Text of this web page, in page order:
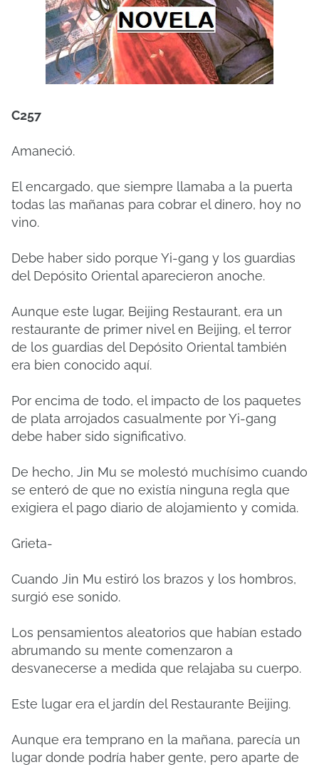
C257
Amaneció.
El encargado, que siempre llamaba a la puerta
todas las mañanas para cobrar el dinero, hoy no
vino.
Debe haber sido porque Yi-gang y los guardias
del Depósito Oriental aparecieron anoche.
Aunque este lugar, Beijing Restaurant, era un
restaurante de primer nivel en Beijing, el terror
de los guardias del Depósito Oriental también
era bien conocido aquí.
Por encima de todo, el impacto de los paquetes
de plata arrojados casualmente por Yi-gang
debe haber sido significativo.
De hecho, Jin Mu se molestó muchísimo cuando
se enteró de que no existía ninguna regla que
exigiera el pago diario de alojamiento y comida.
Grieta-
Cuando Jin Mu estiró los brazos y los hombros,
surgió ese sonido.
Los pensamientos aleatorios que habían estado
abrumando su mente comenzaron a
desvanecerse a medida que relajaba su cuerpo.
Este lugar era el jardín del Restaurante Beijing.
Aunque era temprano en la mañana, parecía un
lugar donde podría haber gente, pero aparte de